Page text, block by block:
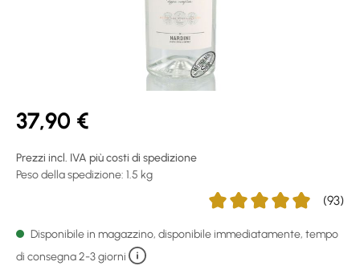
37,90 €
Prezzi incl. IVA più costi di spedizione
Peso della spedizione: 1.5 kg
(93)
Disponibile in magazzino, disponibile immediatamente, tempo
di consegna 2-3 giorni